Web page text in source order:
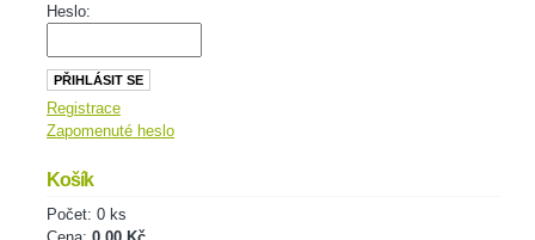
Heslo:
Registrace
Zapomenuté heslo
Košík
Počet: 0 ks